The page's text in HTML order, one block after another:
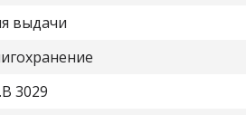
выдачи
3029